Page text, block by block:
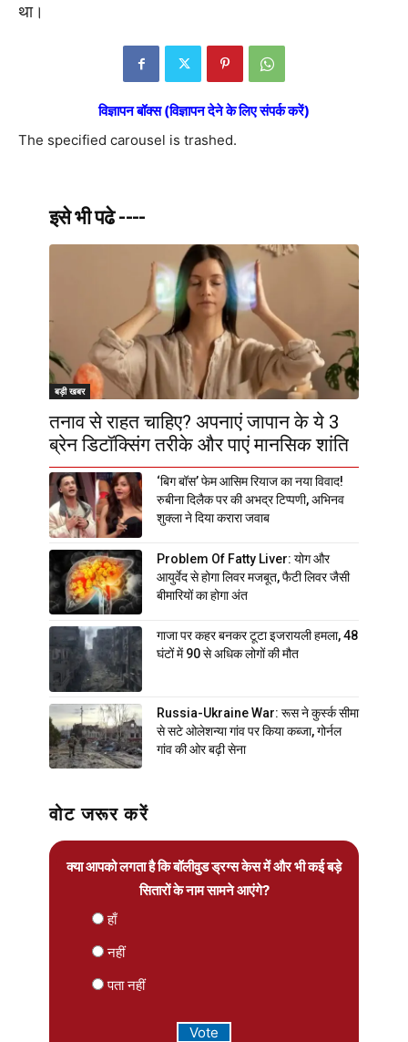
था।
विज्ञापन बॉक्स (विज्ञापन देने के लिए संपर्क करें)
The specified carousel is trashed.
इसे भी पढे ----
बड़ी खबर
तनाव से राहत चाहिए? अपनाएं जापान के ये 3
ब्रेन डिटॉक्सिंग तरीके और पाएं मानसिक शांति
‘बिग बॉस’ फेम आसिम रियाज का नया विवाद!
रुबीना दिलैक पर की अभद्र टिप्पणी, अभिनव
शुक्ला ने दिया करारा जवाब
Problem Of Fatty Liver: योग और
आयुर्वेद से होगा लिवर मजबूत, फैटी लिवर जैसी
बीमारियों का होगा अंत
गाजा पर कहर बनकर टूटा इजरायली हमला, 48
घंटों में 90 से अधिक लोगों की मौत
Russia-Ukraine War: रूस ने कुर्स्क सीमा
से सटे ओलेशन्या गांव पर किया कब्जा, गोर्नल
गांव की ओर बढ़ी सेना
वोट जरूर करें
क्या आपको लगता है कि बॉलीवुड ड्रग्स केस में और भी कई बड़े
सितारों के नाम सामने आएंगे?
हाँ
नहीं
पता नहीं